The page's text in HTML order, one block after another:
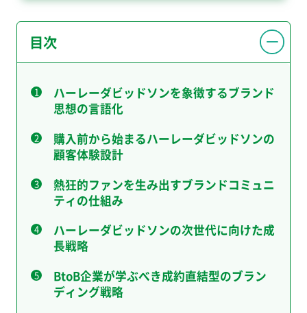
目次
ハーレーダビッドソンを象徴するブランド
思想の言語化
購入前から始まるハーレーダビッドソンの
顧客体験設計
熱狂的ファンを生み出すブランドコミュニ
ティの仕組み
ハーレーダビッドソンの次世代に向けた成
長戦略
BtoB企業が学ぶべき成約直結型のブラン
ディング戦略